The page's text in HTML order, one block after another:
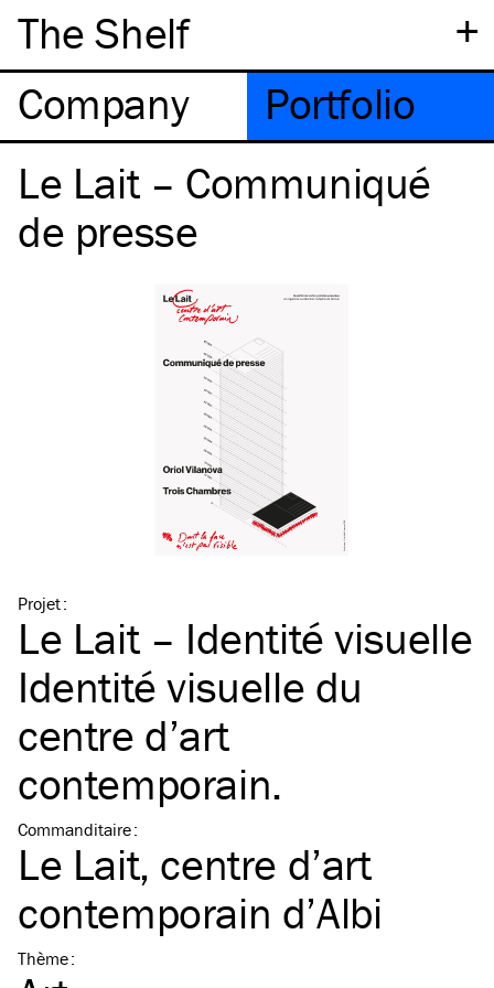
+
The Shelf
Company
Portfolio
Le Lait – Communiqué
de presse
Projet:
Le Lait – Identité visuelle
Identité visuelle du
centre d’art
contemporain.
Commanditaire:
Le Lait, centre d’art
contemporain d’Albi
Thème: